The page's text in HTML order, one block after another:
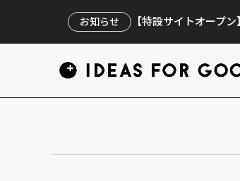
お知らせ 【特設サイトオープ